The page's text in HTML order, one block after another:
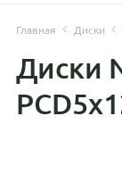
Главная Диски
Диски